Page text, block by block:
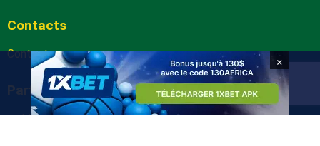
Contacts
Contactez-nous
Partenaires
arabic.africafoot.com
×